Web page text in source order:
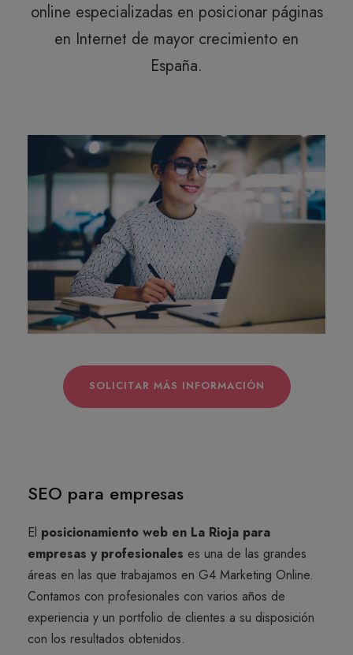
online especializadas en posicionar páginas
en Internet de mayor crecimiento en
España.
SOLICITAR MÁS INFORMACIÓN
SEO para empresas
El posicionamiento web en La Rioja para
empresas y profesionales es una de las grandes
áreas en las que trabajamos en G4 Marketing Online.
Contamos con profesionales con varios años de
experiencia y un portfolio de clientes a su disposición
con los resultados obtenidos.